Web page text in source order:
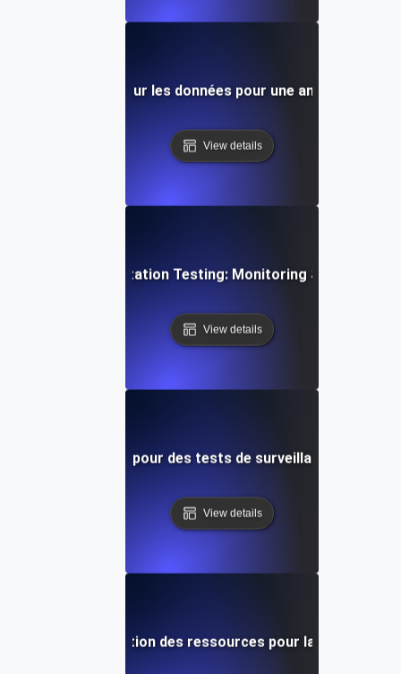
basé sur les données pour une analyse
View details
into Resource Utilization Testing: Monitoring System
View details
des ressources pour des tests de surveillance précise
View details
tests de l'utilisation des ressources pour la